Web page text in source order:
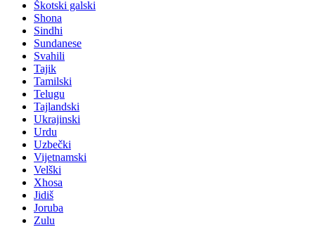
Škotski galski
Shona
Sindhi
Sundanese
Svahili
Tajik
Tamilski
Telugu
Tajlandski
Ukrajinski
Urdu
Uzbečki
Vijetnamski
Velški
Xhosa
Jidiš
Joruba
Zulu